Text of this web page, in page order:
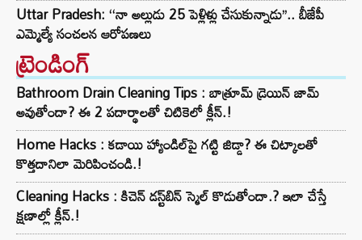
Uttar Pradesh: ‘‘నా అల్లుడు 25 పెళ్లిళ్లు చేసుకున్నాడు’’.. బీజేపీ
ఎమ్మెల్యే సంచలన ఆరోపణలు
ట్రెండింగ్‌
Bathroom Drain Cleaning Tips : బాత్రూమ్ డ్రెయిన్ జామ్
అవుతోందా? ఈ 2 పదార్థాలతో చిటికెలో క్లీన్.!
Home Hacks : కడాయి హ్యాండిల్‌పై గట్టి జిడ్డా? ఈ చిట్కాలతో
కొత్తదానిలా మెరిపించండి.!
Cleaning Hacks : కిచెన్ డస్ట్‌బిన్ స్మెల్ కొడుతోందా.? ఇలా చేస్తే
క్షణాల్లో క్లీన్.!